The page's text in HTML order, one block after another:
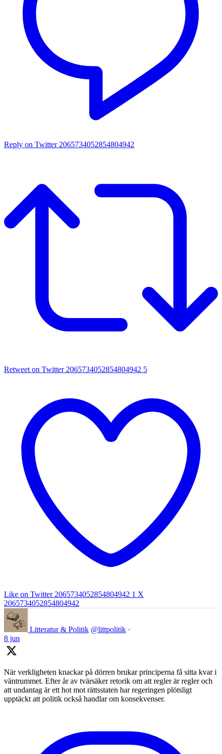
Reply on Twitter 2065734052854804942
Retweet on Twitter 2065734052854804942 5
Like on Twitter 2065734052854804942 1 X
2065734052854804942
Litteratur & Politik @littpolitik ·
8 jun
När verkligheten knackar på dörren brukar principerna få sitta kvar i
väntrummet. Efter år av tvärsäker retorik om att regler är regler och
att undantag är ett hot mot rättsstaten har regeringen plötsligt
upptäckt att politik också handlar om konsekvenser.